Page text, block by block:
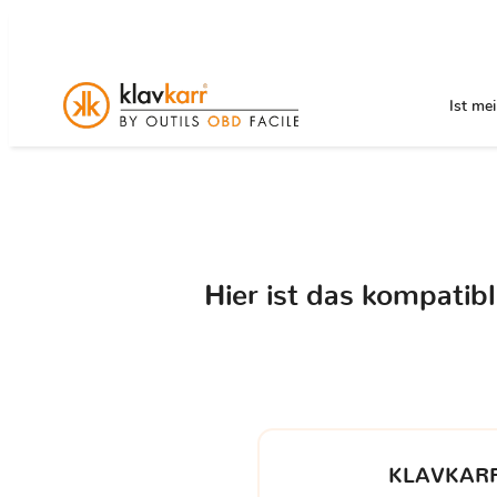
Ist
Hier ist das